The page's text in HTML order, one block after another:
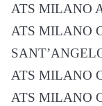
ATS MILANO
ATS MILANO
ATS MILANO
ATS MILANO